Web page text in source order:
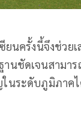
ยนครั้งนี้จึงช่วย
นชัดเจนสามา
ในระดับภูมิภาค